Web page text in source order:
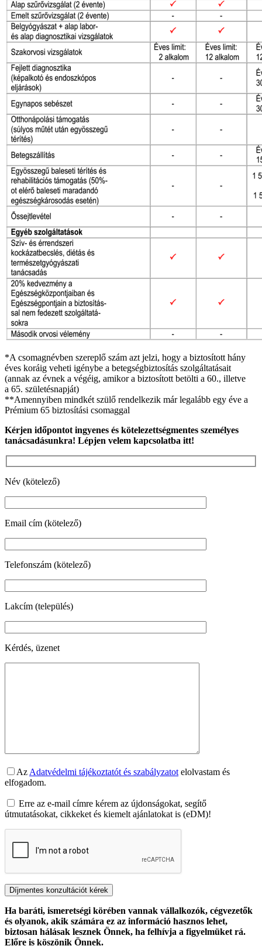
*A csomagnévben szereplő szám azt jelzi, hogy a biztosított hány
éves koráig veheti igénybe a betegségbiztosítás szolgáltatásait
(annak az évnek a végéig, amikor a biztosított betölti a 60., illetve
a 65. születésnapját)
**Amennyiben mindkét szülő rendelkezik már legalább egy éve a
Prémium 65 biztosítási csomaggal
Kérjen időpontot ingyenes és kötelezettségmentes személyes
tanácsadásunkra! Lépjen velem kapcsolatba itt!
Név (kötelező)
Email cím (kötelező)
Telefonszám (kötelező)
Lakcím (település)
Kérdés, üzenet
Az Adatvédelmi tájékoztatót és szabályzatot elolvastam és
elfogadom.
Erre az e-mail címre kérem az újdonságokat, segítő
útmutatásokat, cikkeket és kiemelt ajánlatokat is (eDM)!
Ha baráti, ismeretségi körében vannak vállalkozók, cégvezetők
és olyanok, akik számára ez az információ hasznos lehet,
biztosan hálásak lesznek Önnek, ha felhívja a figyelmüket rá.
Előre is köszönik Önnek.